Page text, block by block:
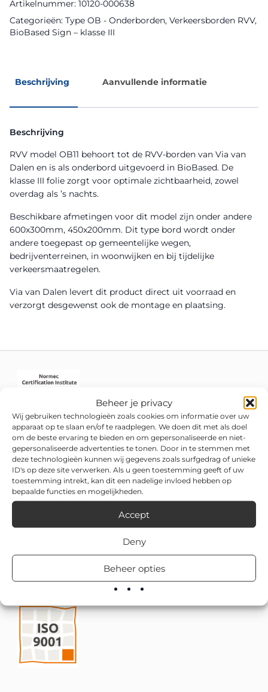
Beheer je privacy
Wij gebruiken technologieën zoals cookies om informatie over uw
apparaat op te slaan en/of te raadplegen. We doen dit met als doel
om de beste ervaring te bieden en om gepersonaliseerde en niet-
gepersonaliseerde advertenties te tonen. Door in te stemmen met
deze technologieën kunnen wij gegevens zoals surfgedrag of unieke
ID's op deze site verwerken. Als u geen toestemming geeft of uw
toestemming intrekt, kan dit een nadelige invloed hebben op
bepaalde functies en mogelijkheden.
Accept
Deny
Beheer opties
Artikelnummer: 10120-000638
Categorieën: Type OB - Onderborden, Verkeersborden RVV,
BioBased Sign – klasse III
Beschrijving Aanvullende informatie
Beschrijving
RVV model OB11 behoort tot de RVV-borden van Via van
Dalen en is als onderbord uitgevoerd in BioBased. De
klasse III folie zorgt voor optimale zichtbaarheid, zowel
overdag als ’s nachts.
Beschikbare afmetingen voor dit model zijn onder andere
600x300mm, 450x200mm. Dit type bord wordt onder
andere toegepast op gemeentelijke wegen,
bedrijventerreinen, in woonwijken en bij tijdelijke
verkeersmaatregelen.
Via van Dalen levert dit product direct uit voorraad en
verzorgt desgewenst ook de montage en plaatsing.